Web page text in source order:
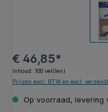
€ 46,85*
Inhoud: 100 vel(len)
Prijzen excl. BTW en excl.
Op voorraad, levering